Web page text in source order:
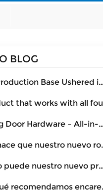
BLOG
Base Ushered in A New Manufacturing Era
that works with all four door types!
– All-in-One Space-Saving Folding System for Cabinets
nuestro nuevo rodillo plegable destaque?
nuestro nuevo producto revolucionar tu espacio?
encarecidamente esta polea frente a las tradicionales?